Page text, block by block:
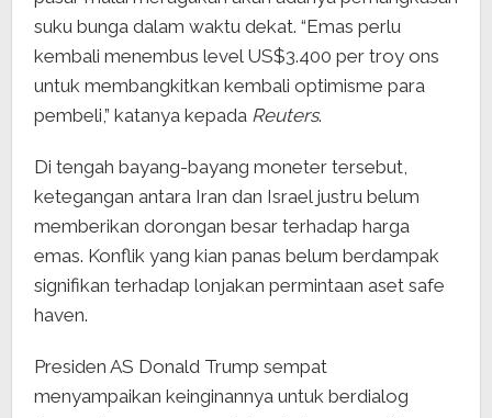
suku bunga dalam waktu dekat. “Emas perlu
kembali menembus level US$3.400 per troy ons
untuk membangkitkan kembali optimisme para
pembeli,” katanya kepada Reuters.
Di tengah bayang-bayang moneter tersebut,
ketegangan antara Iran dan Israel justru belum
memberikan dorongan besar terhadap harga
emas. Konflik yang kian panas belum berdampak
signifikan terhadap lonjakan permintaan aset safe
haven.
Presiden AS Donald Trump sempat
menyampaikan keinginannya untuk berdialog